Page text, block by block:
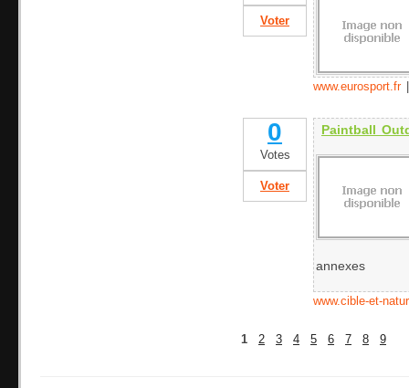
Voter
www.eurosport.fr
0
Votes
Voter
Paintball
annexes
www.cible-et-
1 2 3 4 5 6 7 8 9